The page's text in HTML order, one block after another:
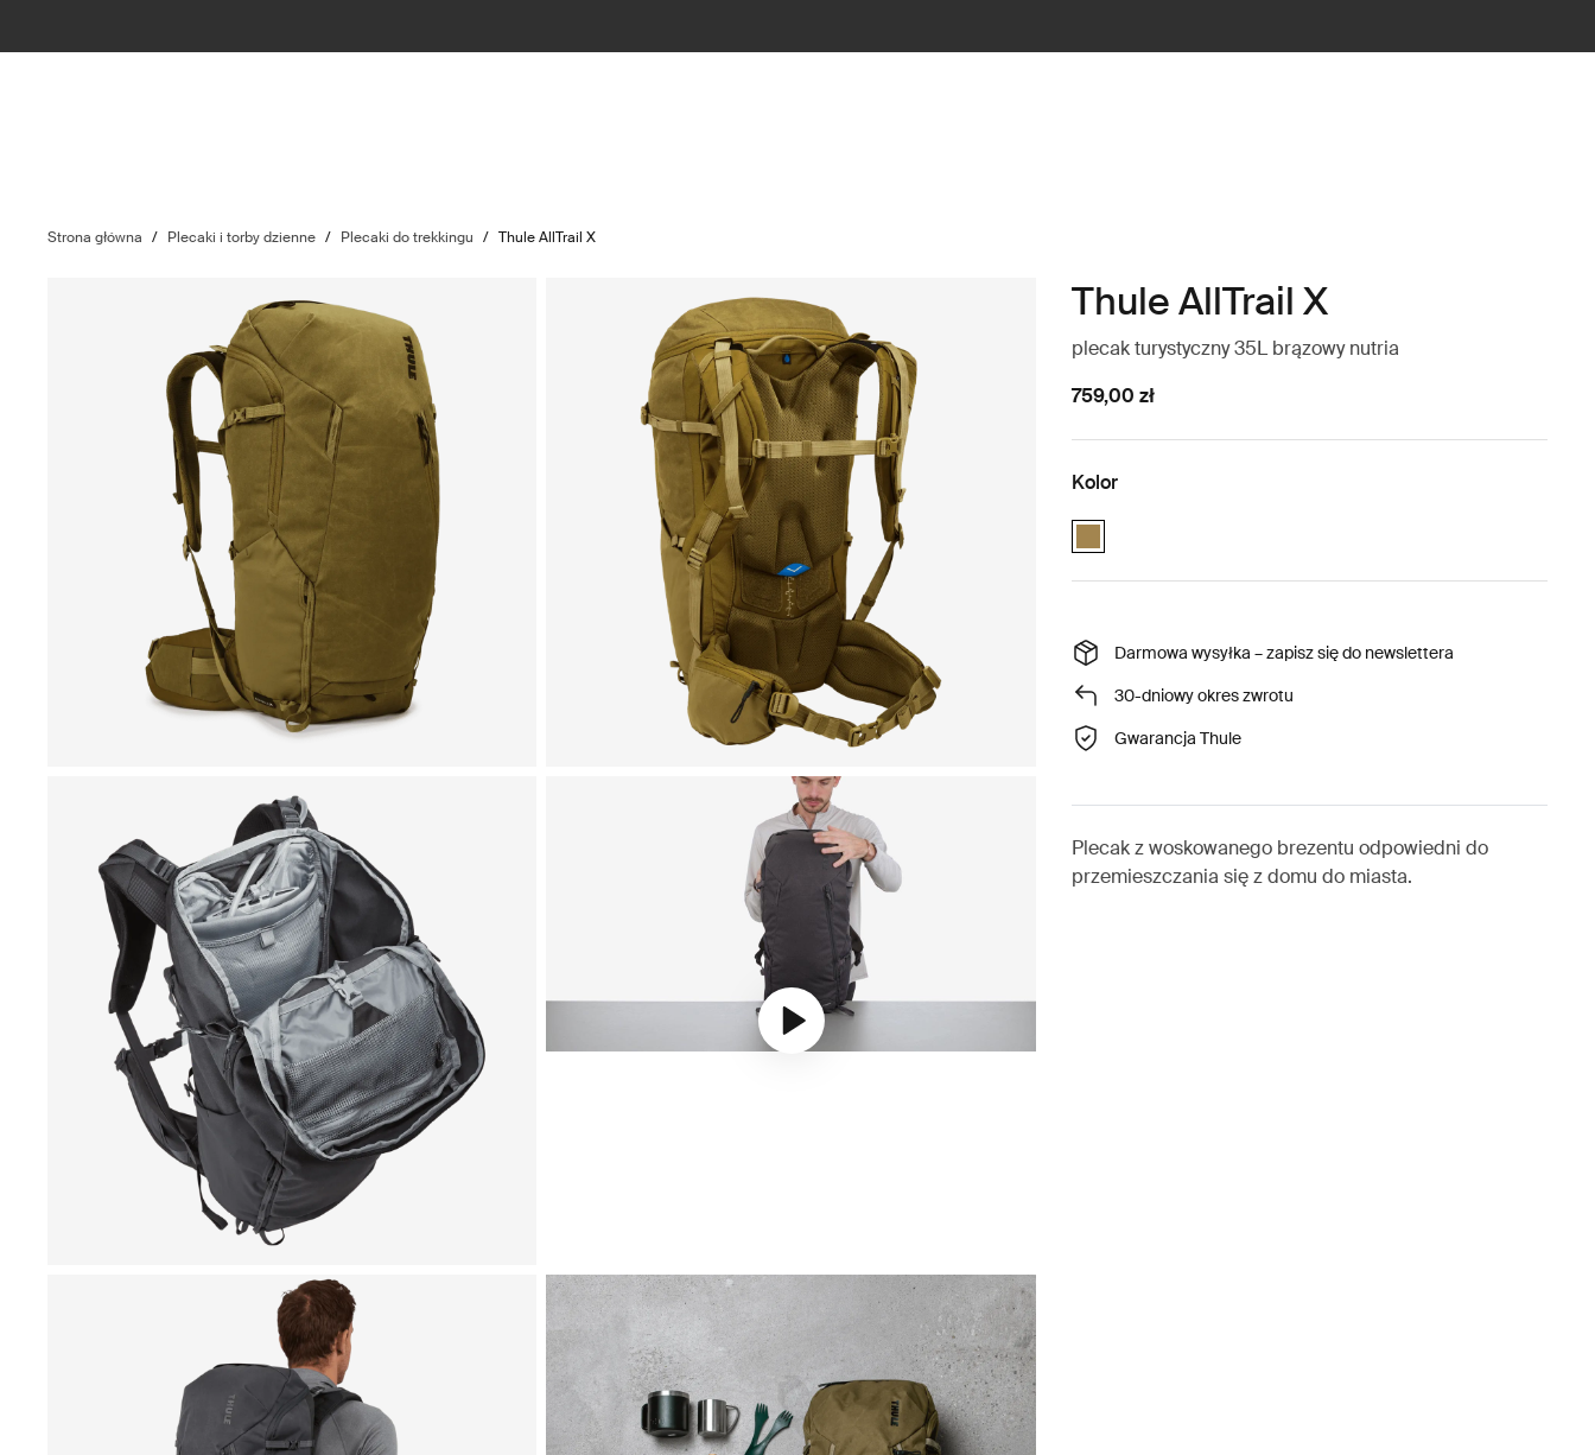
Strona główna / Plecaki i torby dzienne / Plecaki do trekkingu / Thule AllTrail X
Play video
Thule AllTrail X
plecak turystyczny 35L brązowy nutria
759,00 zł
Kolor
Thule AllTrail X 35L Nutria brown (selected)
Darmowa wysyłka – zapisz się do newslettera
30-dniowy okres zwrotu
Gwarancja Thule
Plecak z woskowanego brezentu odpowiedni do
przemieszczania się z domu do miasta.